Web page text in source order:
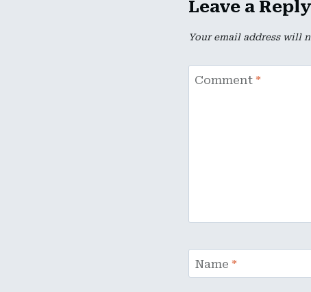
Leave a Reply
Your email address will
Comment *
Name *